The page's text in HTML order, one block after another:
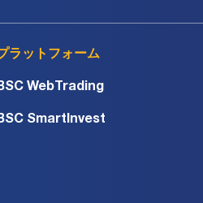
ラットフォーム
WebTrading
SmartInvest